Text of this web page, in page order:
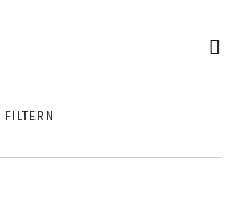
FILTERN